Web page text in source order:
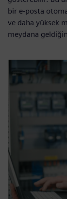
bir e-posta
ve daha yüksek
meydana